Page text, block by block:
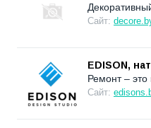
Сайт:
EDISON,
Ремонт – это
Сайт: